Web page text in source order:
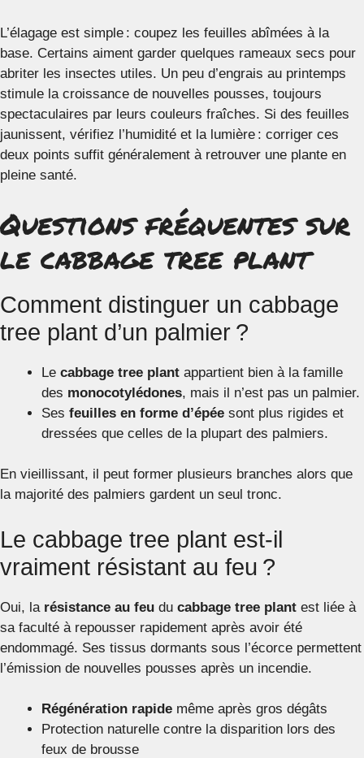
L’élagage est simple : coupez les feuilles abîmées à la
base. Certains aiment garder quelques rameaux secs pour
abriter les insectes utiles. Un peu d’engrais au printemps
stimule la croissance de nouvelles pousses, toujours
spectaculaires par leurs couleurs fraîches. Si des feuilles
jaunissent, vérifiez l’humidité et la lumière : corriger ces
deux points suffit généralement à retrouver une plante en
pleine santé.
Questions fréquentes sur
le cabbage tree plant
Comment distinguer un cabbage
tree plant d’un palmier ?
Le cabbage tree plant appartient bien à la famille
des monocotylédones, mais il n’est pas un palmier.
Ses feuilles en forme d’épée sont plus rigides et
dressées que celles de la plupart des palmiers.
En vieillissant, il peut former plusieurs branches alors que
la majorité des palmiers gardent un seul tronc.
Le cabbage tree plant est-il
vraiment résistant au feu ?
Oui, la résistance au feu du cabbage tree plant est liée à
sa faculté à repousser rapidement après avoir été
endommagé. Ses tissus dormants sous l’écorce permettent
l’émission de nouvelles pousses après un incendie.
Régénération rapide même après gros dégâts
Protection naturelle contre la disparition lors des
feux de brousse